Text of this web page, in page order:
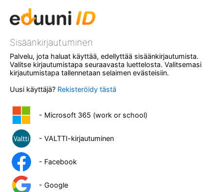
Sisäänkirjautuminen
Palvelu, jota haluat käyttää, edellyttää sisäänkirjautumista.
Valitse kirjautumistapa seuraavasta luettelosta. Valitsemasi
kirjautumistapa tallennetaan selaimen evästeisiin.
Uusi käyttäjä? Rekisteröidy tästä
- Microsoft 365 (work or school)
- VALTTI-kirjautuminen
- Facebook
- Google